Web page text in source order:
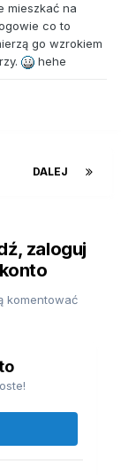
mieszkać na
co to
go wzrokiem
hehe
DALEJ
zaloguj
komentować